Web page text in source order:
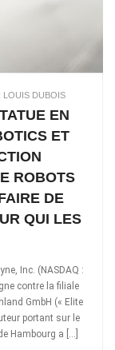
LOUIS DUBOIS
EN
ET
ROBOTS
DE
QUI LES
Inc. (NASDAQ :
contre la filiale
GmbH (« Elite
portant sur le
Hambourg a […]